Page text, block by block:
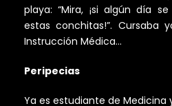
playa: “Mira, ¡si algún día
estas conchitas!”. Cursaba
Instrucción Médica…
Peripecias
Ya es estudiante de